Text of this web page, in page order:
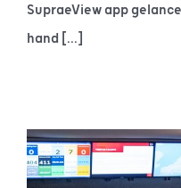
SupraeView app
hand [...]